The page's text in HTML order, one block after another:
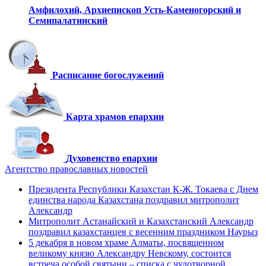
Амфилохий, Архиепископ Усть-Каменогорский и
Семипалатинский
Расписание богослужений
Карта храмов епархии
Духовенство епархии
Агентство православных новостей
Президента Республики Казахстан К-Ж. Токаева с Днем
единства народа Казахстана поздравил митрополит
Александр
Митрополит Астанайский и Казахстанский Александр
поздравил казахстанцев с весенним праздником Наурыз
5 декабря в новом храме Алматы, посвященном
великому князю Александру Невскому, состоится
встреча особой святыни – списка с чудотворной